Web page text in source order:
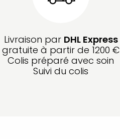
Livraison par DHL Express
gratuite à partir de 1200 €
Colis préparé avec soin
Suivi du colis